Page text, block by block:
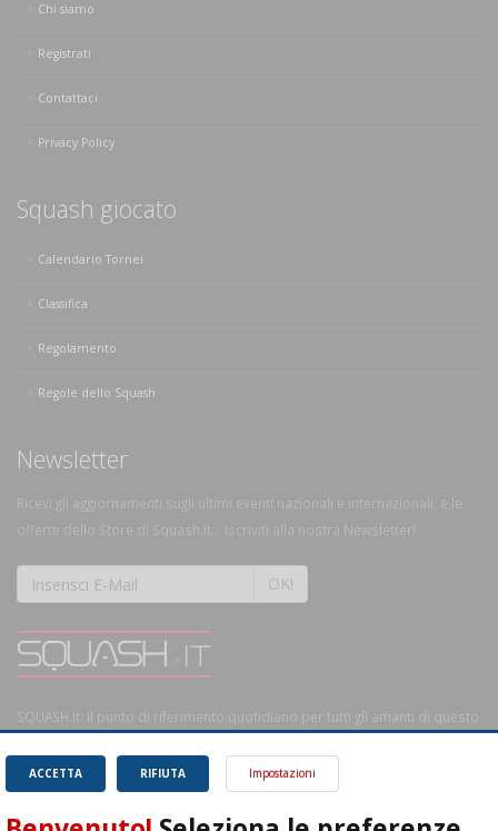
Chi siamo
Registrati
Contattaci
Privacy Policy
Squash giocato
Calendario Tornei
Classifica
Regolamento
Regole dello Squash
Newsletter
Ricevi gli aggiornamenti sugli ultimi eventi nazionali e internazionali, e le
offerte dello Store di Squash.it... Iscriviti alla nostra Newsletter!
OK!
SQUASH.it: Il punto di riferimento quotidiano per tutti gli amanti di questo
RIFIUTA
ACCETTA Impostazioni